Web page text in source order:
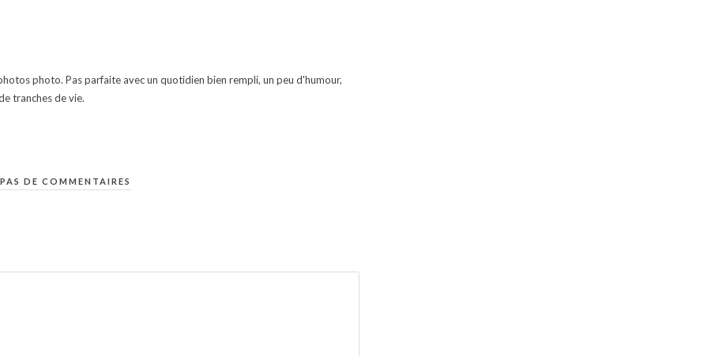
photo. Pas parfaite avec un quotidien bien rempli, un peu d'humour,
tranches de vie.
PAS DE COMMENTAIRES